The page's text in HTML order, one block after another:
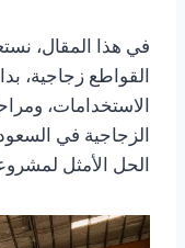
في هذا المقال،
القواطع زجاجية،
الاستخدامات،
الزجاجية في
الحل الأمثل